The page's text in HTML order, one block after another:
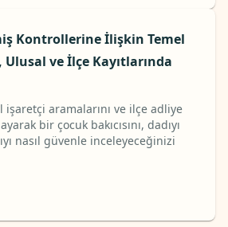
Kontrollerine İlişkin Temel
ve İlçe Kayıtlarında
aramalarını ve ilçe adliye
bir çocuk bakıcısını, dadıyı
nasıl güvenle inceleyeceğinizi